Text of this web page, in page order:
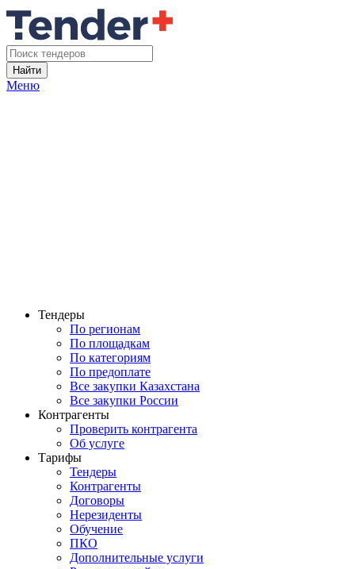
Найти
Меню
Тендеры
По регионам
По площадкам
По категориям
По предоплате
Все закупки Казахстана
Все закупки России
Контрагенты
Проверить контрагента
Об услуге
Тарифы
Тендеры
Контрагенты
Договоры
Нерезиденты
Обучение
ПКО
Дополнительные услуги